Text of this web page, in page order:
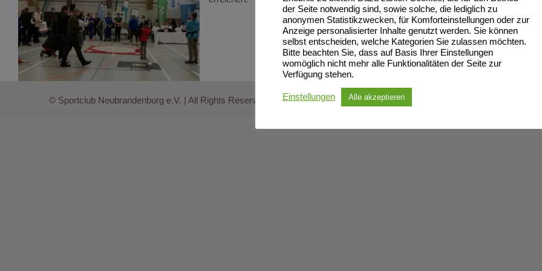
© Sportclub Neubrandenburg e.V. | All Rights Reserved
der Seite notwendig sind, sowie solche, die lediglich zu
anonymen Statistikzwecken, für Komforteinstellungen oder zur
Anzeige personalisierter Inhalte genutzt werden. Sie können
selbst entscheiden, welche Kategorien Sie zulassen möchten.
Bitte beachten Sie, dass auf Basis Ihrer Einstellungen
womöglich nicht mehr alle Funktionalitäten der Seite zur
Verfügung stehen.
Einstellungen Alle akzeptieren